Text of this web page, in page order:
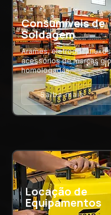
Consumíveis de
Soldagem
Arames, eletrodos,
acessórios de marcas
homologadas.
Saiba mais
Locação de
Equipamentos